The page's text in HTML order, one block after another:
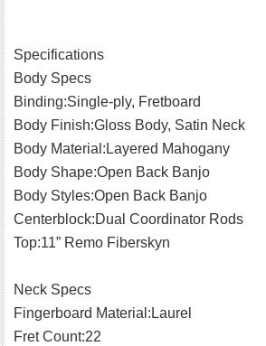
Specifications
Body Specs
Binding:Single-ply, Fretboard
Body Finish:Gloss Body, Satin Neck
Body Material:Layered Mahogany
Body Shape:Open Back Banjo
Body Styles:Open Back Banjo
Centerblock:Dual Coordinator Rods
Top:11” Remo Fiberskyn
Neck Specs
Fingerboard Material:Laurel
Fret Count:22